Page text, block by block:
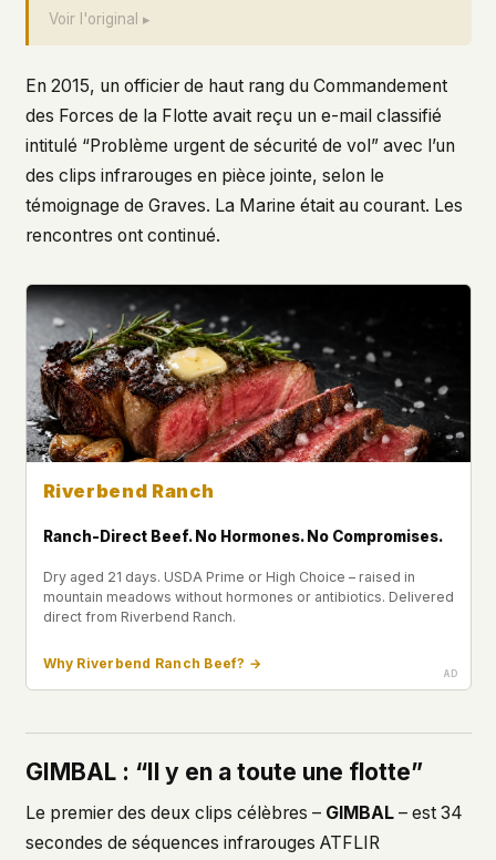
Voir l'original ▸
En 2015, un officier de haut rang du Commandement
des Forces de la Flotte avait reçu un e-mail classifié
intitulé “Problème urgent de sécurité de vol” avec l’un
des clips infrarouges en pièce jointe, selon le
témoignage de Graves. La Marine était au courant. Les
rencontres ont continué.
Riverbend Ranch
Ranch-Direct Beef. No Hormones. No Compromises.
Dry aged 21 days. USDA Prime or High Choice – raised in
mountain meadows without hormones or antibiotics. Delivered
direct from Riverbend Ranch.
Why Riverbend Ranch Beef? →
GIMBAL : “Il y en a toute une flotte”
Le premier des deux clips célèbres – GIMBAL– est 34
secondes de séquences infrarouges ATFLIR